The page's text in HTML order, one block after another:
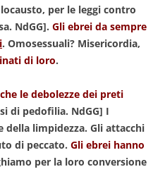
per le leggi contro
NdGG]. Gli ebrei da sempre
. Omosessuali? Misericordia,
di loro.
le debolezze dei preti
di pedofilia. NdGG] I
limpidezza. Gli attacchi
di peccato. Gli ebrei hanno
per la loro conversione